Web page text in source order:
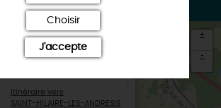
Itinéraire vers
SAINT-HILAIRE-LES-ANDRESIS
+
-
Choisir
J'accepte